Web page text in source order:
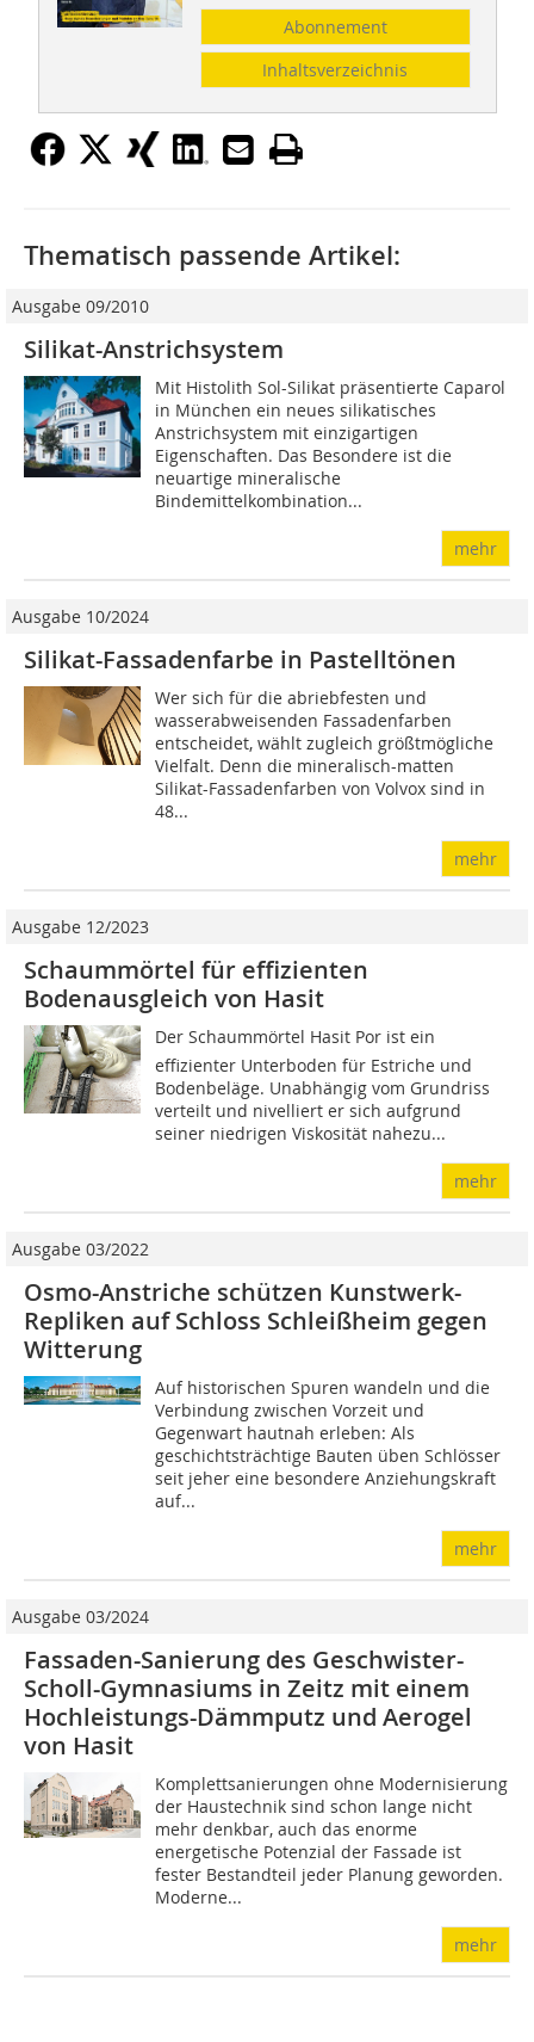
Abonnement
Inhaltsverzeichnis
Thematisch passende Artikel:
Ausgabe 09/2010
Silikat-Anstrichsystem
Mit Histolith Sol-Silikat präsentierte Caparol
in München ein neues silikatisches
Anstrichsystem mit einzigartigen
Eigenschaften. Das Besondere ist die
neuartige mineralische
Bindemittelkombination...
mehr
Ausgabe 10/2024
Silikat-Fassadenfarbe in Pastelltönen
Wer sich für die abriebfesten und
wasserabweisenden ­Fassadenfarben
entscheidet, wählt zugleich größtmögliche
Vielfalt. Denn die mineralisch-matten
Silikat-Fassadenfarben von Volvox sind in
48...
mehr
Ausgabe 12/2023
Schaummörtel für effizienten
Bodenausgleich von Hasit
Der Schaummörtel Hasit Por ist ein
effizienter Unterboden für Estriche und
Bodenbeläge. Unabhängig vom Grundriss
verteilt und nivelliert er sich aufgrund
seiner niedrigen Viskosität nahezu...
mehr
Ausgabe 03/2022
Osmo-Anstriche schützen Kunstwerk-
Repliken auf Schloss Schleißheim gegen
Witterung
Auf historischen Spuren wandeln und die
Verbindung zwischen Vorzeit und
Gegenwart hautnah erleben: Als
geschichtsträchtige Bauten üben Schlösser
seit jeher eine besondere Anziehungskraft
auf...
mehr
Ausgabe 03/2024
Fassaden-Sanierung des Geschwister-
Scholl-Gymnasiums in Zeitz mit einem
Hochleistungs-Dämmputz und Aerogel
von Hasit
Komplettsanierungen ohne Modernisierung
der Haustechnik sind schon lange nicht
mehr denkbar, auch das enorme
energetische Potenzial der Fassade ist
fester Bestandteil jeder Planung geworden.
Moderne...
mehr